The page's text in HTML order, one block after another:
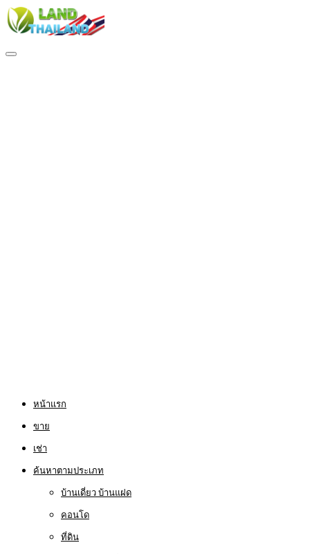
หน้าแรก
ขาย
เช่า
ค้นหาตามประเภท
บ้านเดี่ยว บ้านแฝด
คอนโด
ที่ดิน